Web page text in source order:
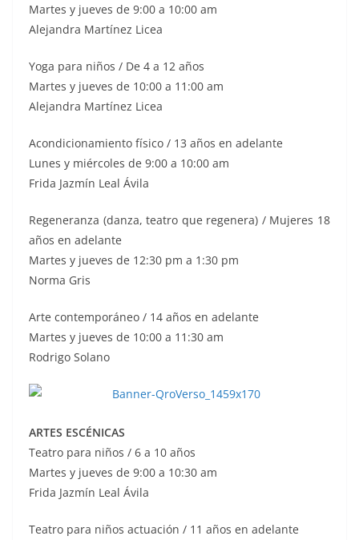
Martes y jueves de 9:00 a 10:00 am
Alejandra Martínez Licea
Yoga para niños / De 4 a 12 años
Martes y jueves de 10:00 a 11:00 am
Alejandra Martínez Licea
Acondicionamiento físico / 13 años en adelante
Lunes y miércoles de 9:00 a 10:00 am
Frida Jazmín Leal Ávila
Regeneranza (danza, teatro que regenera) / Mujeres 18
años en adelante
Martes y jueves de 12:30 pm a 1:30 pm
Norma Gris
Arte contemporáneo / 14 años en adelante
Martes y jueves de 10:00 a 11:30 am
Rodrigo Solano
ARTES ESCÉNICAS
Teatro para niños / 6 a 10 años
Martes y jueves de 9:00 a 10:30 am
Frida Jazmín Leal Ávila
Teatro para niños actuación / 11 años en adelante